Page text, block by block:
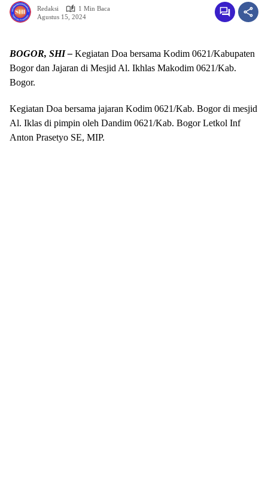
wa.me/087842777025
Redaksi
1 Min Baca
Agustus 15, 2024
BOGOR, SHI – Kegiatan Doa bersama Kodim 0621/Kabupaten
Bogor dan Jajaran di Mesjid Al. Ikhlas Makodim 0621/Kab.
Bogor.
Kegiatan Doa bersama jajaran Kodim 0621/Kab. Bogor di mesjid
Al. Iklas di pimpin oleh Dandim 0621/Kab. Bogor Letkol Inf
Anton Prasetyo SE, MIP.